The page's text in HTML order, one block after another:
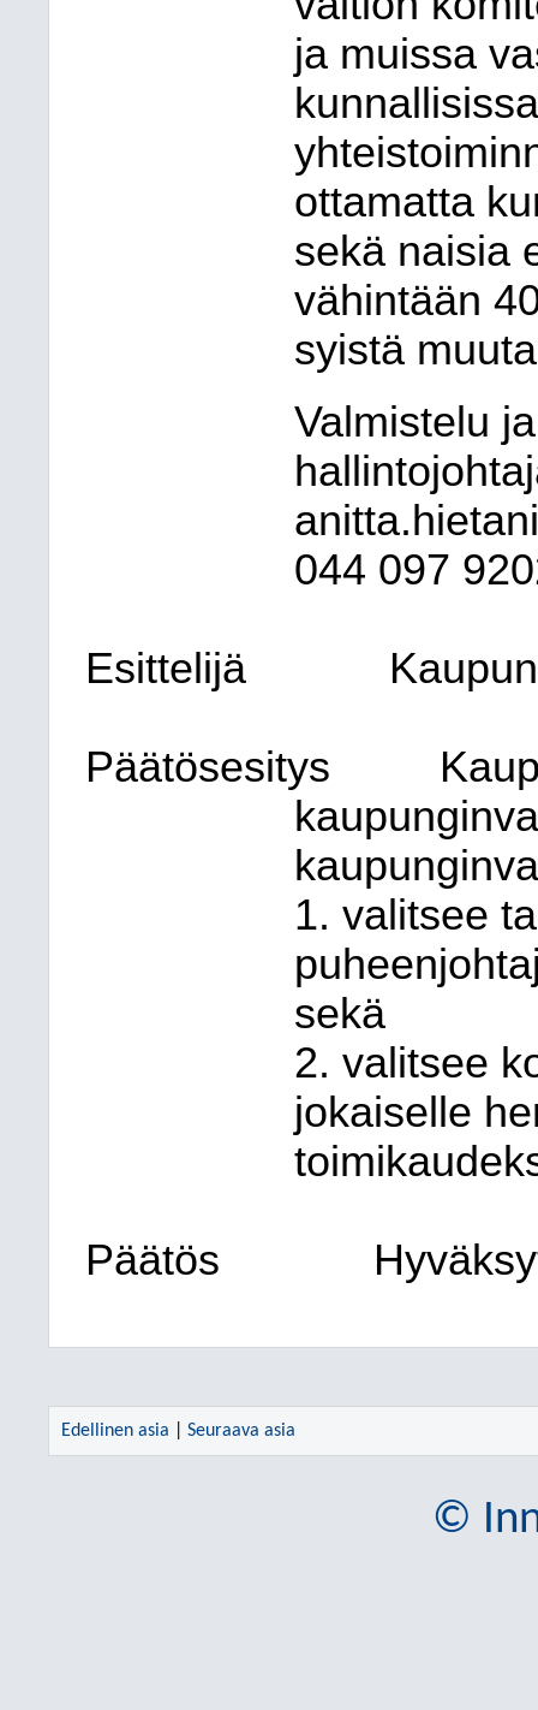
ja muissa
ottamatta
sekä naisia
vähintään
syistä
Valmistelu
044 097
Esittelijä
Päätösesitys
1. valitsee
sekä
2. valitsee
jokaiselle
Päätös
Edellinen asia Seuraava asia
©